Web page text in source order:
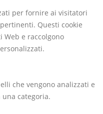
per fornire ai visitatori
Questi cookie
e raccolgono
che vengono analizzati e
categoria.